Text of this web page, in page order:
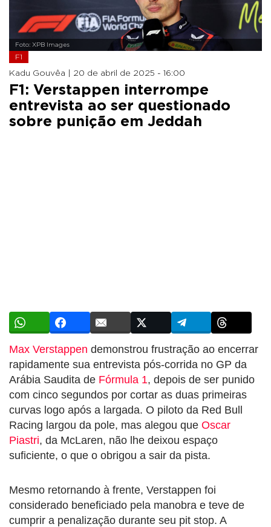
Foto: XPB Images
F1
Kadu Gouvêa | 20 de abril de 2025 - 16:00
F1: Verstappen interrompe
entrevista ao ser questionado
sobre punição em Jeddah
Max Verstappen demonstrou frustração ao encerrar
rapidamente sua entrevista pós-corrida no GP da
Arábia Saudita de Fórmula 1, depois de ser punido
com cinco segundos por cortar as duas primeiras
curvas logo após a largada. O piloto da Red Bull
Racing largou da pole, mas alegou que Oscar
Piastri, da McLaren, não lhe deixou espaço
suficiente, o que o obrigou a sair da pista.
Mesmo retornando à frente, Verstappen foi
considerado beneficiado pela manobra e teve de
cumprir a penalização durante seu pit stop. A